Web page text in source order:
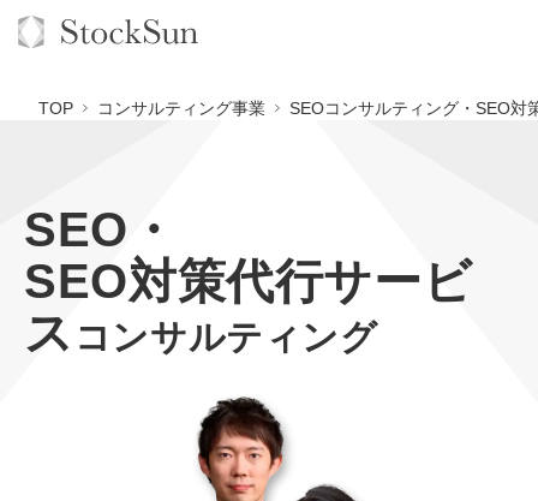
オーダーメイド支援
TOP
コンサルタント一覧
BPO支援
定額制Webマーケティング代行『マキトルくん』
定額制採用代行・RPO『トルトルくん』
営業改善特化の動画制作『動画でカリトルくん』
オリジナルサービス
拡散付1日密着動画制作『まるごと社長』
1本無料で記事を制作『SEOトライアル』
オンラインサロン
TOP コンサルティング事業 SEOコンサルティング・SEO対
SEO・
SEO対策代行サービ
ス コンサルティング